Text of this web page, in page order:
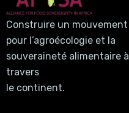
Construire un mouvement
pour l’agroécologie et la
souveraineté alimentaire à
travers
le continent.